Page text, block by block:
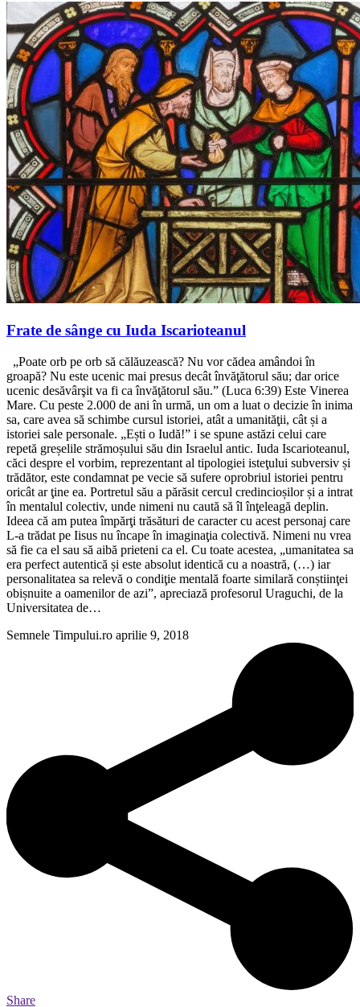
Frate de sânge cu Iuda Iscarioteanul
„Poate orb pe orb să călăuzească? Nu vor cădea amândoi în
groapă? Nu este ucenic mai presus decât învăţătorul său; dar orice
ucenic desăvârşit va fi ca învăţătorul său.” (Luca 6:39) Este Vinerea
Mare. Cu peste 2.000 de ani în urmă, un om a luat o decizie în inima
sa, care avea să schimbe cursul istoriei, atât a umanităţii, cât și a
istoriei sale personale. „Ești o Iudă!” i se spune astăzi celui care
repetă greșelile strămoșului său din Israelul antic. Iuda Iscarioteanul,
căci despre el vorbim, reprezentant al tipologiei isteţului subversiv și
trădător, este condamnat pe vecie să sufere oprobriul istoriei pentru
oricât ar ţine ea. Portretul său a părăsit cercul credincioșilor și a intrat
în mentalul colectiv, unde nimeni nu caută să îl înţeleagă deplin.
Ideea că am putea împărţi trăsături de caracter cu acest personaj care
L-a trădat pe Iisus nu încape în imaginaţia colectivă. Nimeni nu vrea
să fie ca el sau să aibă prieteni ca el. Cu toate acestea, „umanitatea sa
era perfect autentică și este absolut identică cu a noastră, (…) iar
personalitatea sa relevă o condiţie mentală foarte similară conștiinţei
obișnuite a oamenilor de azi”, apreciază profesorul Uraguchi, de la
Universitatea de…
Semnele Timpului.ro aprilie 9, 2018
Share